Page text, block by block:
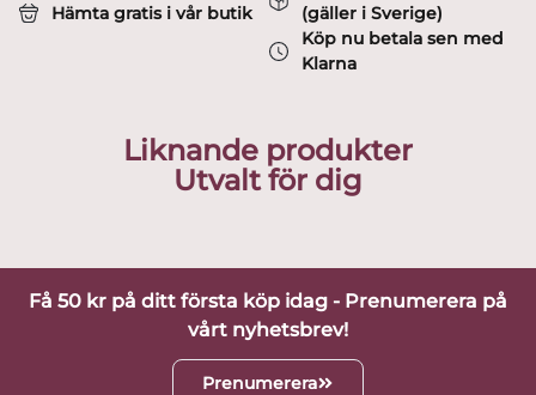
Hämta gratis i vår butik
(gäller i Sverige)
Köp nu betala sen med
Klarna
Liknande produkter
Utvalt för dig
Få 50 kr på ditt första köp idag - Prenumerera på
vårt nyhetsbrev!
Prenumerera